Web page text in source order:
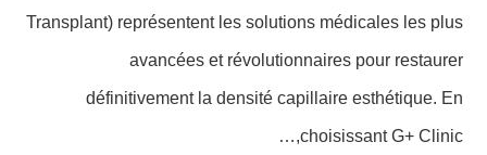
Transplant) représentent les solutions médicales les plus
avancées et révolutionnaires pour restaurer
définitivement la densité capillaire esthétique. En
choisissant G+ Clinic,…